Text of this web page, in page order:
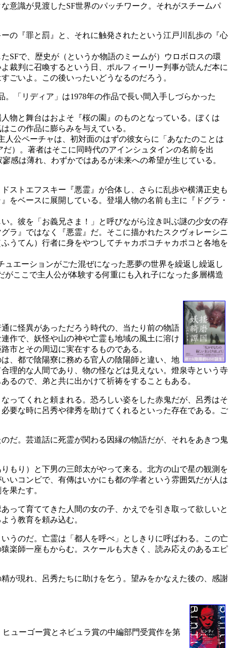
意識が見渡したSF世界のパッチワーク。それがスチームパ
の『罪と罰』と、それに触発されたという江戸川乱歩の『心
SFで、歴史が（というか物語のミームが）ウロボロスの環
裁判に召喚するという日、ポルフィーリー判事が読んだ本に
ごいよ。この後いったいどうなるのだろう。
「リディア」は1978年の作品で長い間入手しづらかった
物と舞台はおよそ『桜の園』のものとなっている。ぼくは
この作品に膨らみを与えている。
公ペーチャは、初対面のはずの彼女らに「あなたのことは
）。著者はそこに同時代のアインシュタインの名前を出
感は薄れ、わずかではあるが未来への希望が生じている。
ストエフスキー『悪霊』が合体し、さらに乱歩や横溝正史も
をベースに展開している。登場人物の名前も主に『ドグラ・
。彼を「お義兄さま！」と呼びながら泣き叫ぶ謎の少女の存
ラ』ではなく『悪霊』だ。そこに描かれたスクヴォレーシニ
うてん）行者に身をやつしてチャカポコチャカポコと各地を
エーションがごた混ぜになった悪夢の世界を繰返し繰返し
ここで主人公が体験する何重にも入れ子になった多層構造
に怪異があっただろう時代の、当たり前の物語
作で、妖怪や山の神や亡霊も地域の風土に溶け
市とその周辺に実在するものである。
、都で陰陽寮に務める官人の陰陽師と違い、地
理的な人間であり、物の怪などは見えない。燈泉寺という寺
るので、弟と共に出かけて祈祷をすることもある。
ってくれと頼まれる。恐ろしい姿をした赤鬼だが、呂秀はそ
要な時に呂秀や律秀を助けてくれるといった存在である。ご
だ。芸道話に死霊が関わる因縁の物語だが、それをあきつ鬼
もり）と下男の三郎太がやって来る。北方の山で星の観測を
いコンビで、有傳はいかにも都の学者という雰囲気だが人は
果たす。
って育ててきた人間の女の子、かえでを引き取って欲しいと
う教育を頼み込む。
うのだ。亡霊は「都人を呼べ」としきりに呼ばわる。この亡
楽師一座もからむ。スケールも大きく、読み応えのあるエピ
が現れ、呂秀たちに助けを乞う。望みをかなえた後の、感謝
ューゴー賞とネビュラ賞の中編部門受賞作を第